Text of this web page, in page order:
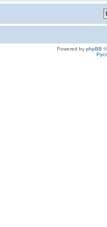
Powered by phpBB